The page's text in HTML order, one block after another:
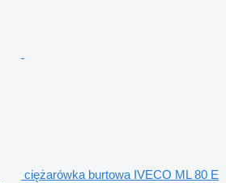
ciężarówka burtowa IVECO ML 80 E